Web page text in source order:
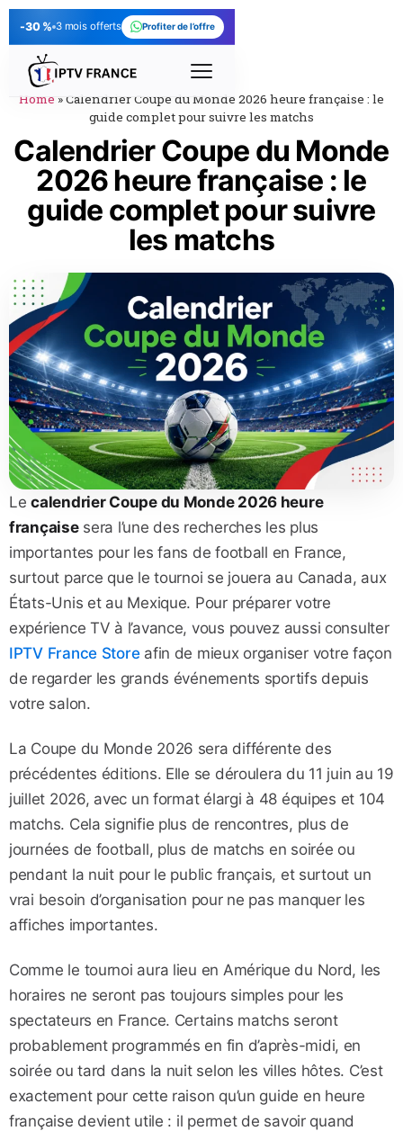
-30 % 3 mois offerts Profiter de l’offre
Home »Calendrier Coupe du Monde 2026 heure française : le
guide complet pour suivre les matchs
Calendrier Coupe du Monde
2026 heure française : le
guide complet pour suivre
les matchs
Lecalendrier Coupe du Monde 2026 heure
françaisesera l’une des recherches les plus
importantes pour les fans de football en France,
surtout parce que le tournoi se jouera au Canada, aux
États-Unis et au Mexique. Pour préparer votre
expérience TV à l’avance, vous pouvez aussi consulter
IPTV France Storeafin de mieux organiser votre façon
de regarder les grands événements sportifs depuis
votre salon.
La Coupe du Monde 2026 sera différente des
précédentes éditions. Elle se déroulera du 11 juin au 19
juillet 2026, avec un format élargi à 48 équipes et 104
matchs. Cela signifie plus de rencontres, plus de
journées de football, plus de matchs en soirée ou
pendant la nuit pour le public français, et surtout un
vrai besoin d’organisation pour ne pas manquer les
affiches importantes.
Comme le tournoi aura lieu en Amérique du Nord, les
horaires ne seront pas toujours simples pour les
spectateurs en France. Certains matchs seront
probablement programmés en fin d’après-midi, en
soirée ou tard dans la nuit selon les villes hôtes. C’est
exactement pour cette raison qu’un guide en heure
française devient utile : il permet de savoir quand